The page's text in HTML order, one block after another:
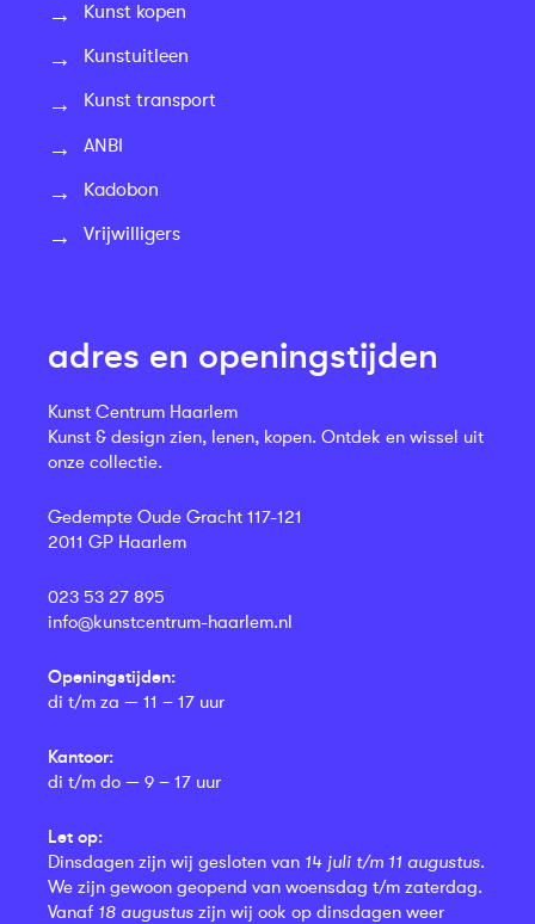
Kunst kopen
Kunstuitleen
Kunst transport
ANBI
Kadobon
Vrijwilligers
adres en openingstijden
Kunst Centrum Haarlem
Kunst & design zien, lenen, kopen. Ontdek en wissel uit
onze collectie.
Gedempte Oude Gracht 117-121
2011 GP Haarlem
023 53 27 895
info@kunstcentrum-haarlem.nl
Openingstijden:
di t/m za — 11 – 17 uur
Kantoor:
di t/m do — 9 – 17 uur
Let op:
Dinsdagen zijn wij gesloten van 14 juli t/m 11 augustus.
We zijn gewoon geopend van woensdag t/m zaterdag.
Vanaf 18 augustus zijn wij ook op dinsdagen weer